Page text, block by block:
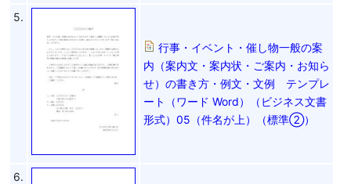
5.
行事・イベント・催し物一般の案
内（案内文・案内状・ご案内・お知ら
せ）の書き方・例文・文例 テンプレ
ート（ワード Word）（ビジネス文書
形式）05（件名が上）（標準②）
6.